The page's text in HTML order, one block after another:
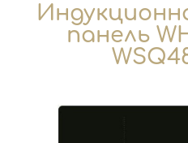
панель